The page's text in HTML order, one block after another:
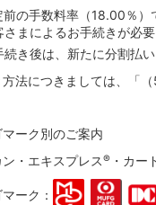
前の手数料率（18.00％）
さまによるお手続きが必要
続き後は、新たに分割払
法につきましては、「
ーク別のご案内
・エキスプレス® ・カー
ーク：